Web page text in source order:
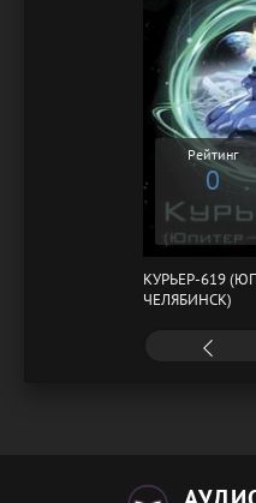
Рейтинг
0
КУРЬЕР-619
ЧЕЛЯБИНСК)